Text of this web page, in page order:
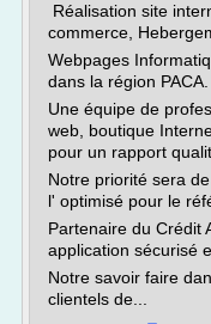
Réalisation site
commerce,
Webpages
dans la région PACA.
Une équipe de
web, boutique
pour un rapport
Notre priorité sera
l' optimisé pour le
Partenaire du Crédit
application sécurisé
Notre savoir faire
clientels de...